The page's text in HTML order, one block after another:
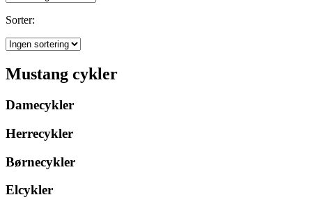
Sorter:
Mustang cykler
Damecykler
Herrecykler
Børnecykler
Elcykler